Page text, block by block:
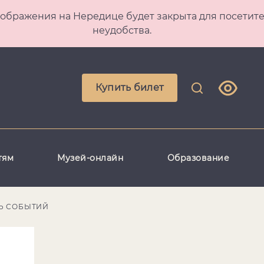
на Нередице будет закрыта для
неудобства.
Купить билет
Музей-онлайн Образование
СОБЫТИЙ